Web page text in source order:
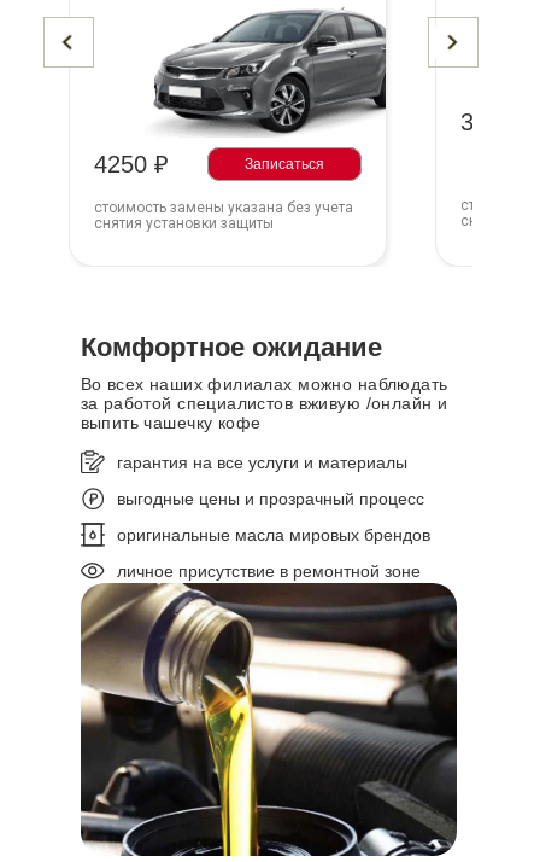
4250 ₽ Записаться
стоимость замены указана без учета
снятия установки защиты
3375 ₽
стоимость
снятия
Комфортное ожидание
Во всех наших филиалах можно наблюдать
за работой специалистов вживую /онлайн и
выпить чашечку кофе
гарантия на все услуги и материалы
выгодные цены и прозрачный процесс
оригинальные масла мировых брендов
личное присутствие в ремонтной зоне